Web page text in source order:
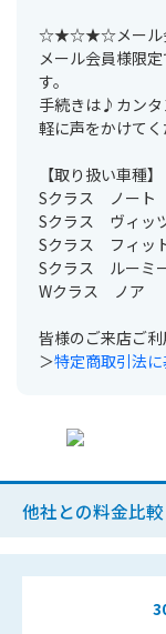
☆★☆★☆メール
メール会員様限
す。
手続きは♪カン
軽に声をかけてく
【取り扱い車種】
Sクラス ノート
Sクラス ヴィッ
Sクラス フィッ
Sクラス ルーミ
Wクラス ノア
皆様のご来店ご利
＞特定商取引法
他社との料金比較